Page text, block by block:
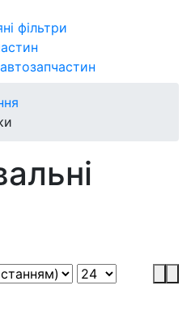
фільтри